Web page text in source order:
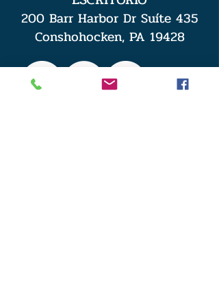
200 Barr Harbor Dr Suíte 435
Conshohocken, PA 19428